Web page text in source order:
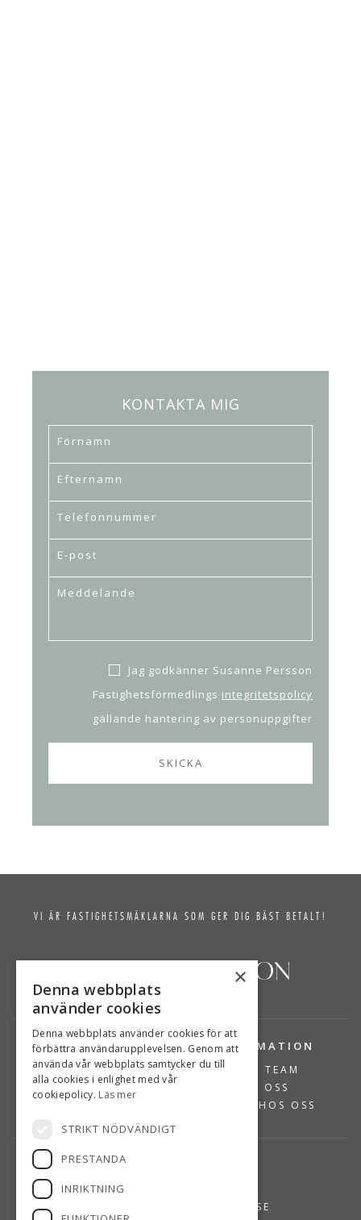
KONTAKTA MIG
Jag godkänner Susanne Persson
Fastighetsförmedlings integritetspolicy
gällande hantering av personuppgifter
VI ÄR FASTIGHETSMÄKLARNA SOM GER DIG BÄST BETALT!
TJÄNSTER
BOSTÄDER TILL SALU
SÄLJA BOSTAD
VÄRDERA BOSTAD
INFORMATION
VÅRT TEAM
OM OSS
JOBBA HOS OSS
INFO@SUSANNEPERSSON.SE
×
Denna webbplats
använder cookies
Denna webbplats använder cookies för att
förbättra användarupplevelsen. Genom att
använda vår webbplats samtycker du till
alla cookies i enlighet med vår
cookiepolicy. Läs mer
STRIKT NÖDVÄNDIGT
PRESTANDA
INRIKTNING